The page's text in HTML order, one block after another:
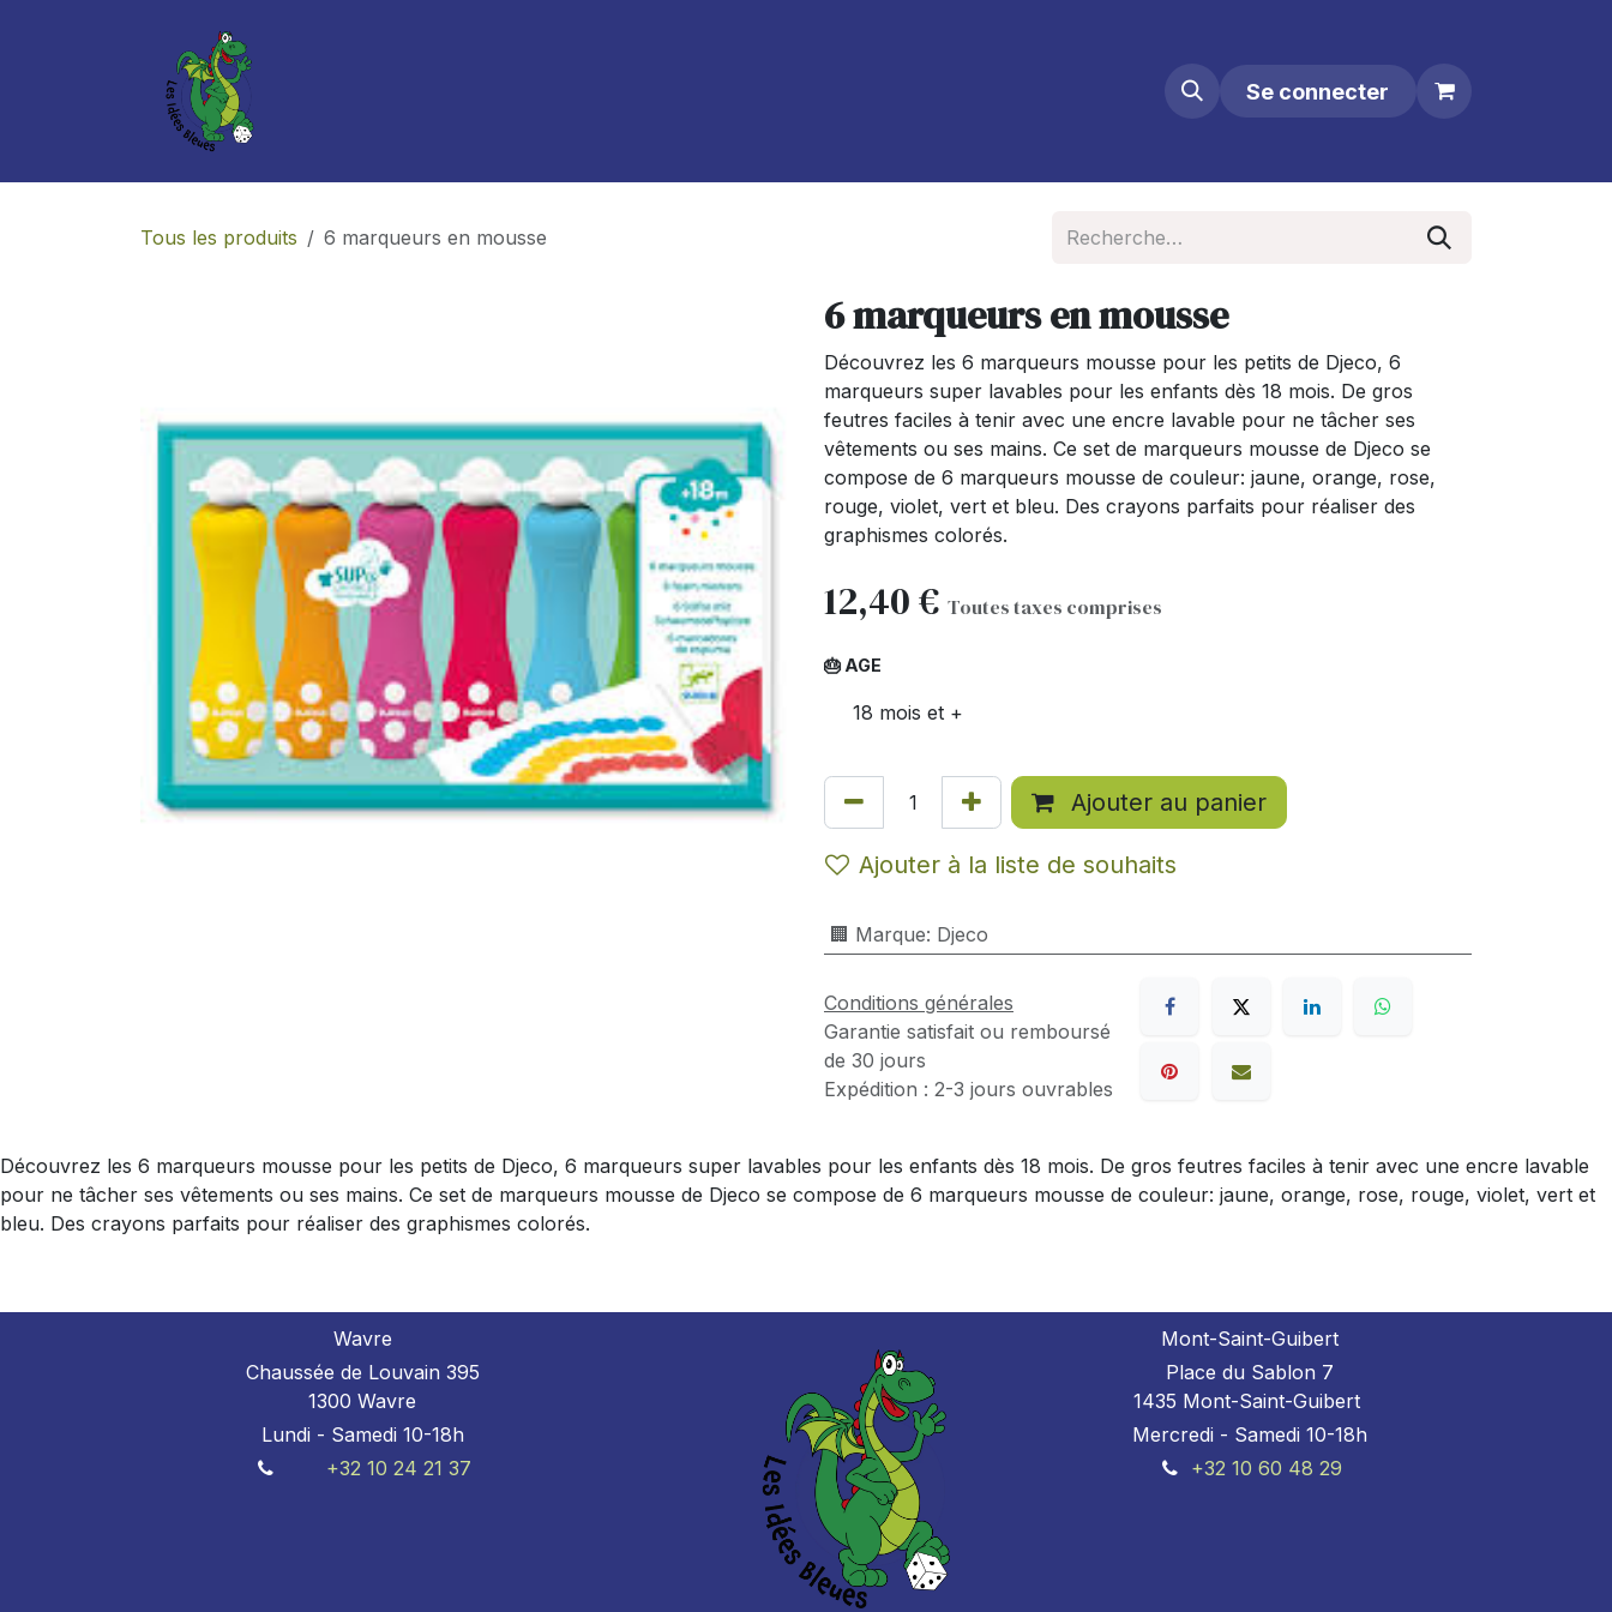
Se connecter
Tous les produits 6 marqueurs en mousse
6 marqueurs en mousse
Découvrez les 6 marqueurs mousse pour les petits de Djeco, 6
marqueurs super lavables pour les enfants dès 18 mois. De gros
feutres faciles à tenir avec une encre lavable pour ne tâcher ses
vêtements ou ses mains. Ce set de marqueurs mousse de Djeco se
compose de 6 marqueurs mousse de couleur: jaune, orange, rose,
rouge, violet, vert et bleu. Des crayons parfaits pour réaliser des
graphismes colorés.
12,40€ Toutes taxes comprises
🎂 AGE
18 mois et +
Ajouter au panier
Ajouter à la liste de souhaits
🏢 Marque: Djeco
Conditions générales
Garantie satisfait ou remboursé
de 30 jours
Expédition : 2-3 jours ouvrables
Découvrez les 6 marqueurs mousse pour les petits de Djeco, 6 marqueurs super lavables pour les enfants dès 18 mois. De gros feutres faciles à tenir avec une encre lavable
pour ne tâcher ses vêtements ou ses mains. Ce set de marqueurs mousse de Djeco se compose de 6 marqueurs mousse de couleur: jaune, orange, rose, rouge, violet, vert et
bleu. Des crayons parfaits pour réaliser des graphismes colorés.
Wavre
Chaussée de Louvain 395
1300 Wavre
Lundi - Samedi 10-18h
+32 10 24 21 37
Mont-Saint-Guibert
Place du Sablon 7
1435 Mont-Saint-Guibert
Mercredi - Samedi 10-18h
+32 10 60 48 29